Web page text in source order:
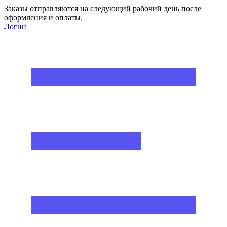
Заказы отправляются на следующий рабочий день после
оформления и оплаты.
Логин